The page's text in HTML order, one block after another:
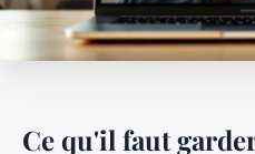
Ce qu'il faut